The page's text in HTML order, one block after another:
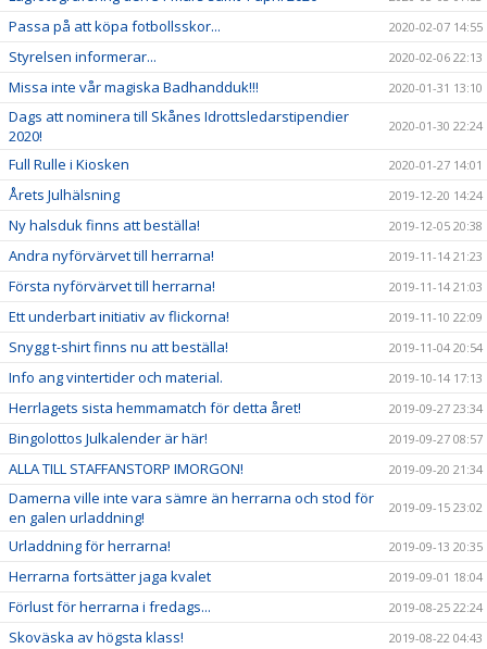
Passa på att köpa fotbollsskor... 2020-02-07 14:55
Styrelsen informerar... 2020-02-06 22:13
Missa inte vår magiska Badhandduk!!! 2020-01-31 13:10
Dags att nominera till Skånes Idrottsledarstipendier
2020!
2020-01-30 22:24
Full Rulle i Kiosken 2020-01-27 14:01
Årets Julhälsning 2019-12-20 14:24
Ny halsduk finns att beställa! 2019-12-05 20:38
Andra nyförvärvet till herrarna! 2019-11-14 21:23
Första nyförvärvet till herrarna! 2019-11-14 21:03
Ett underbart initiativ av flickorna! 2019-11-10 22:09
Snygg t-shirt finns nu att beställa! 2019-11-04 20:54
Info ang vintertider och material. 2019-10-14 17:13
Herrlagets sista hemmamatch för detta året! 2019-09-27 23:34
Bingolottos Julkalender är här! 2019-09-27 08:57
ALLA TILL STAFFANSTORP IMORGON! 2019-09-20 21:34
Damerna ville inte vara sämre än herrarna och stod för
en galen urladdning!
2019-09-15 23:02
Urladdning för herrarna! 2019-09-13 20:35
Herrarna fortsätter jaga kvalet 2019-09-01 18:04
Förlust för herrarna i fredags... 2019-08-25 22:24
Skoväska av högsta klass! 2019-08-22 04:43